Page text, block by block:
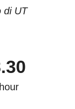
di UT